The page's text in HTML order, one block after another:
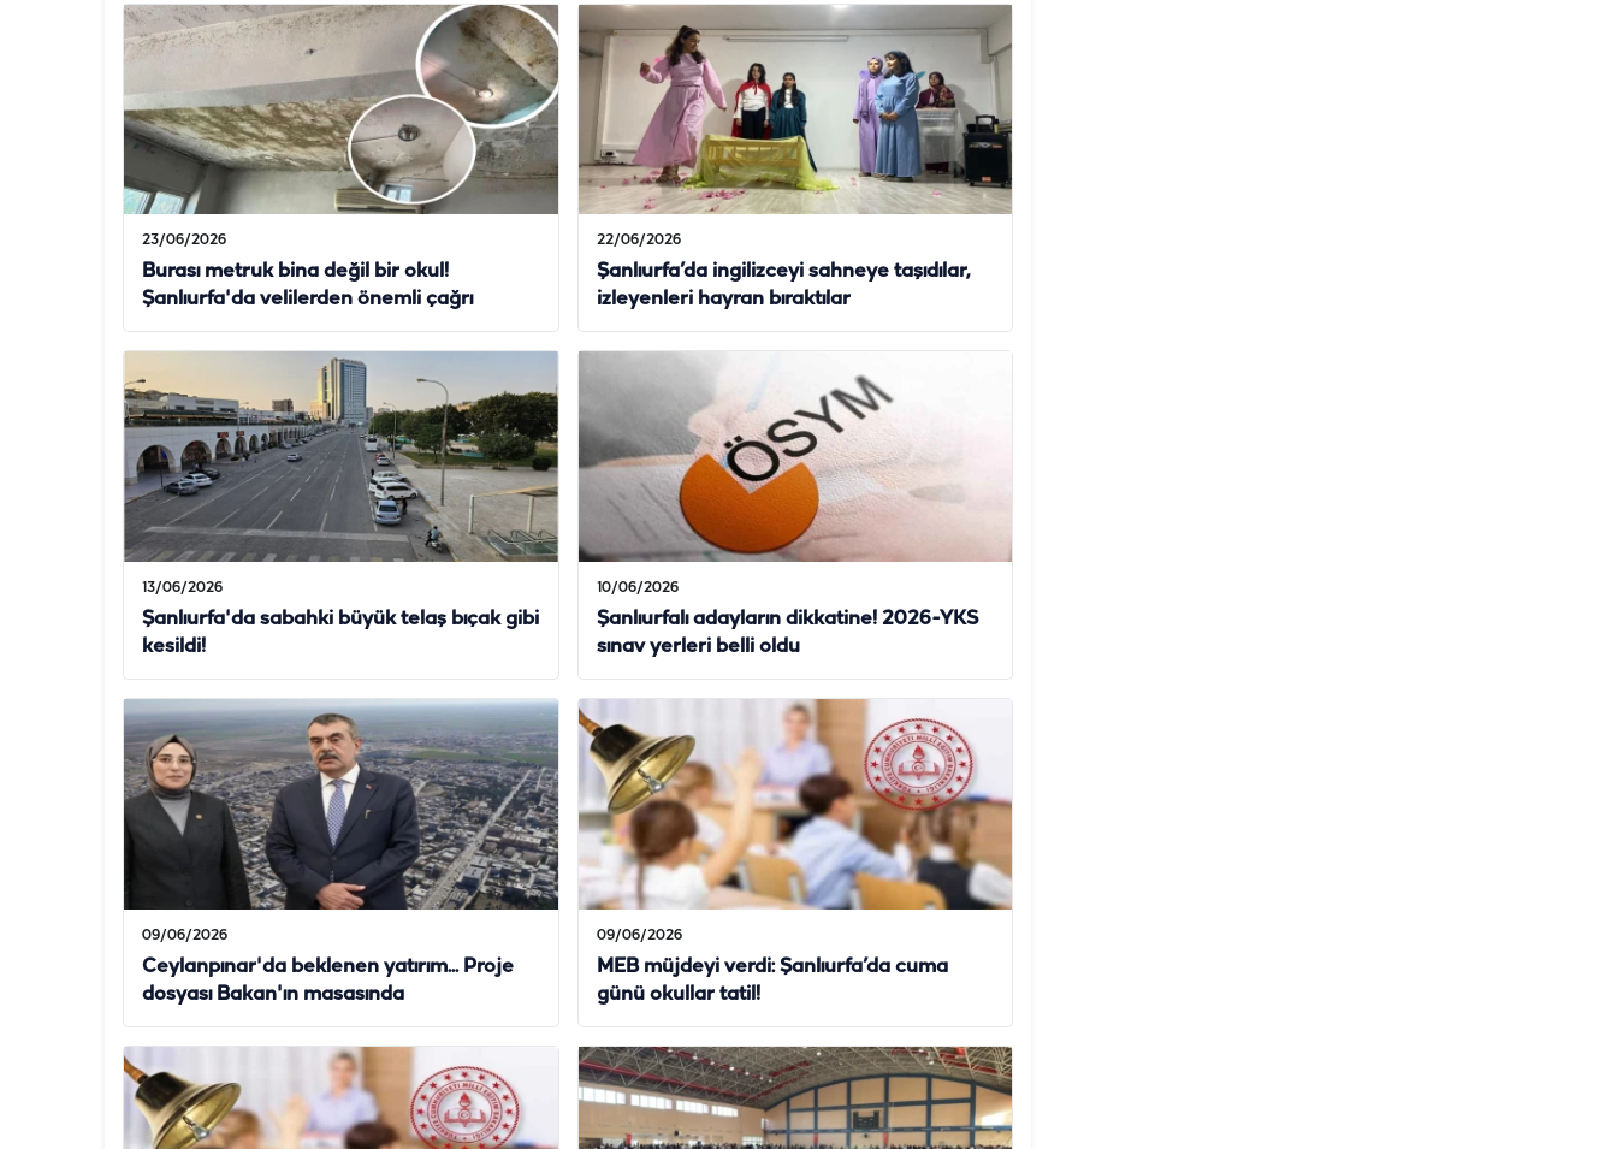
23/06/2026
Burası metruk bina değil bir okul!
Şanlıurfa'da velilerden önemli çağrı
22/06/2026
Şanlıurfa’da ingilizceyi sahneye taşıdılar,
izleyenleri hayran bıraktılar
13/06/2026
Şanlıurfa'da sabahki büyük telaş bıçak gibi
kesildi!
10/06/2026
Şanlıurfalı adayların dikkatine! 2026-YKS
sınav yerleri belli oldu
09/06/2026
Ceylanpınar'da beklenen yatırım... Proje
dosyası Bakan'ın masasında
09/06/2026
MEB müjdeyi verdi: Şanlıurfa’da cuma
günü okullar tatil!